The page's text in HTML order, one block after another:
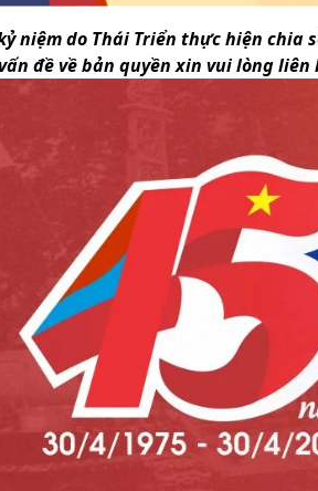
niệm do Thái Triển thực hiện chia
đề về bản quyền xin vui lòng liên